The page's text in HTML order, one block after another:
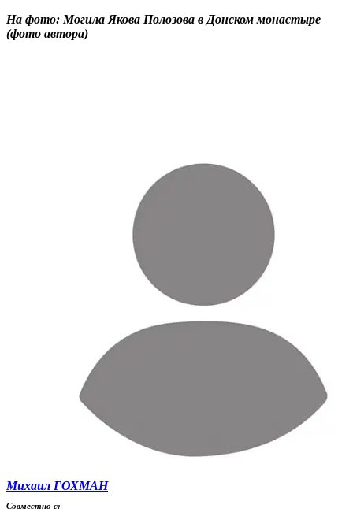
На фото: Могила Якова Полозова в Донском монастыре
(фото автора)
Михаил ГОХМАН
Совместно с: